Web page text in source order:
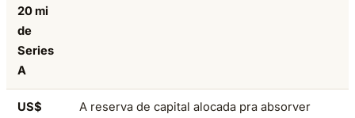
20 mi
de
Series
A
US$
A reserva de capital alocada pra absorver